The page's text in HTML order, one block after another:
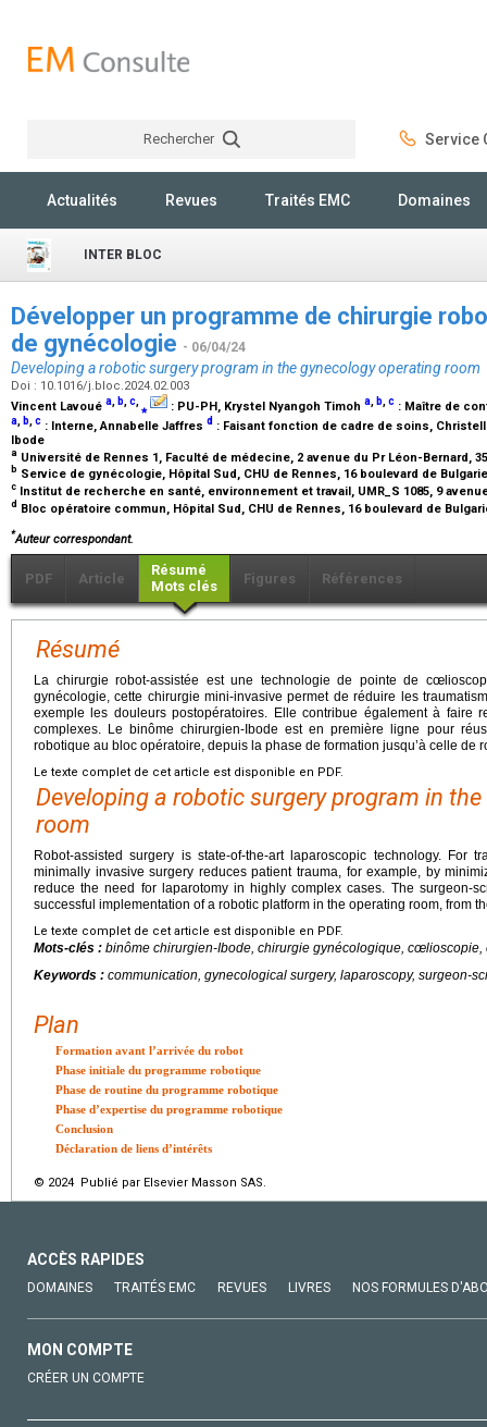
Rechercher Service
Actualités Revues Traités EMC Domaines
INTER BLOC
Développer un programme de chirurgie
de gynécologie - 06/04/24
Developing a robotic surgery program in the gynecology operating room
Doi : 10.1016/j.bloc.2024.02.003
Vincent Lavoué a, b,c,⁎ : PU-PH, Krystel Nyangoh Timoh a, b,c : Maître de
a b c : Interne, Annabelle Jaffres d : Faisant fonction de cadre de soins,
Ibode
a Université de Rennes 1, Faculté de médecine, 2 avenue du Pr Léon-Bernard,
b Service de gynécologie, Hôpital Sud, CHU de Rennes, 16 boulevard de
c Institut de recherche en santé, environnement et travail, UMR_S 1085, 9
d Bloc opératoire commun, Hôpital Sud, CHU de Rennes, 16 boulevard de
*Auteur correspondant.
PDF Article
Résumé
Mots clés
Figures Références
Résumé
La chirurgie robot-assistée est une technologie de pointe de
gynécologie, cette chirurgie mini-invasive permet de réduire les
exemple les douleurs postopératoires. Elle contribue également à faire
complexes. Le binôme chirurgien-Ibode est en première ligne pour
robotique au bloc opératoire, depuis la phase de formation jusqu’à celle de
Le texte complet de cet article est disponible en PDF.
Developing a robotic surgery program in
room
Robot-assisted surgery is state-of-the-art laparoscopic technology. For
minimally invasive surgery reduces patient trauma, for example, by
reduce the need for laparotomy in highly complex cases. The surgeon-
successful implementation of a robotic platform in the operating room, from
Le texte complet de cet article est disponible en PDF.
Mots-clés : binôme chirurgien-Ibode, chirurgie gynécologique, cœlioscopie,
Keywords : communication, gynecological surgery, laparoscopy, surgeon-
Plan
Formation avant l’arrivée du robot
Phase initiale du programme robotique
Phase de routine du programme robotique
Phase d’expertise du programme robotique
Conclusion
Déclaration de liens d’intérêts
© 2024 Publié par Elsevier Masson SAS.
ACCÈS RAPIDES
DOMAINES TRAITÉS EMC REVUES LIVRES NOS FORMULES
MON COMPTE
CRÉER UN COMPTE